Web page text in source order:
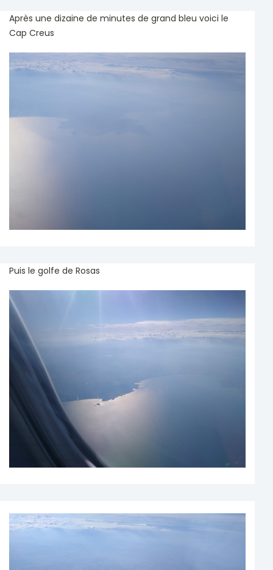
Après une dizaine de minutes de grand bleu voici le
Cap Creus
Puis le golfe de Rosas